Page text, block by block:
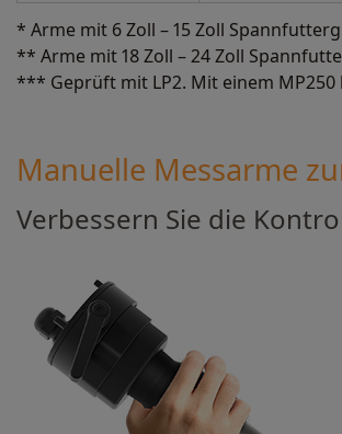
* Arme mit 6 Zoll – 15 Zoll
** Arme mit 18 Zoll – 24 Zoll
*** Geprüft mit LP2. Mit einem
Manuelle Messarme
Verbessern Sie die